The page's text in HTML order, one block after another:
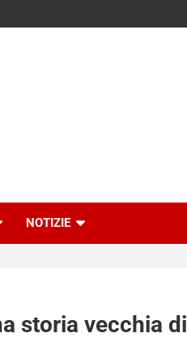
NOTIZIE
storia vecchia di